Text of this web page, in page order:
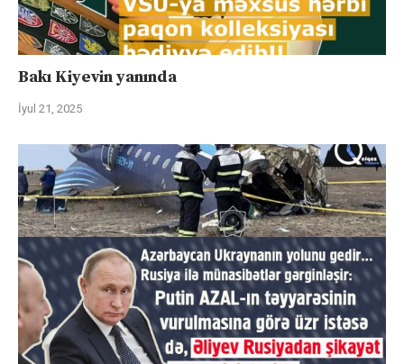
Bakı Kiyevin yanında
İyul 21, 2025